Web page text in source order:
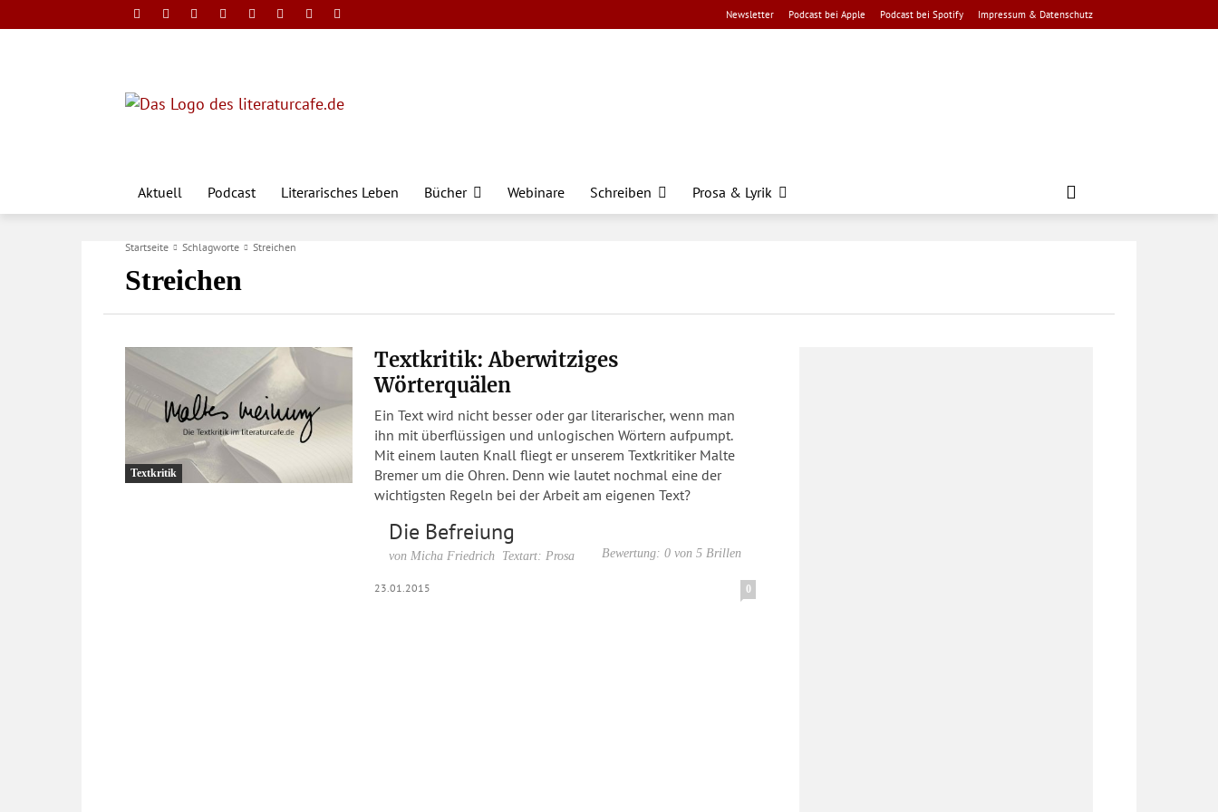
Newsletter Podcast bei Apple Podcast bei Spotify Impressum & Datenschutz
Aktuell Podcast Literarisches Leben Bücher Webinare Schreiben Prosa & Lyrik
Startseite Schlagworte Streichen
Streichen
Textkritik
Textkritik: Aberwitziges
Wörterquälen
Ein Text wird nicht besser oder gar literarischer, wenn man
ihn mit überflüssigen und unlogischen Wörtern aufpumpt.
Mit einem lauten Knall fliegt er unserem Textkritiker Malte
Bremer um die Ohren. Denn wie lautet nochmal eine der
wichtigsten Regeln bei der Arbeit am eigenen Text?
Die Befreiung
von Micha Friedrich Textart: Prosa Bewertung: 0 von 5 Brillen
23.01.2015 0